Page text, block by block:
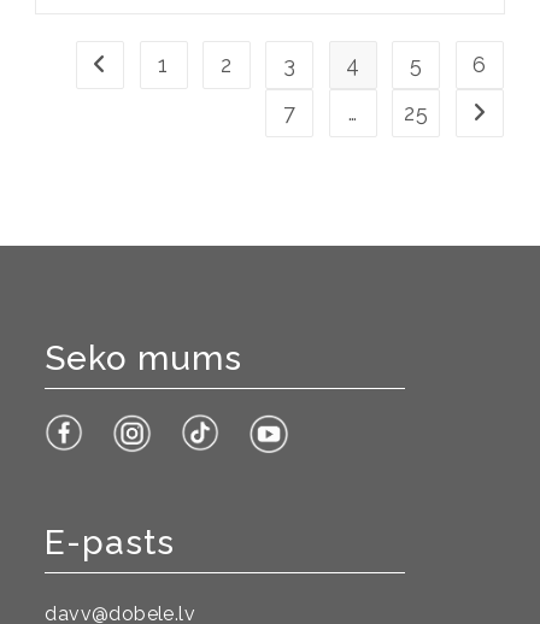
1 2 3 4 5
6
7
… 25
Seko mums
E-pasts
davv@dobele.lv